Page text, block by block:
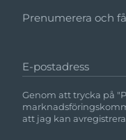
Prenumerera och
E-postadress
Genom att trycka på
att jag kan